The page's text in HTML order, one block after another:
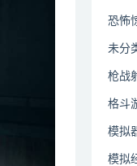
恐怖
未分
枪战
格斗
模拟
模拟